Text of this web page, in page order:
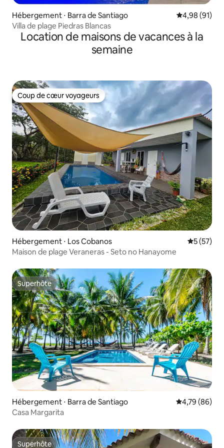
Hébergement ⋅ Barra de Santiago Évaluation
4,98 (91)
Villa de plage Piedras Blancas
Location de maisons de vacances à la
semaine
Coup de cœur voyageurs
Coup de cœur voyageurs
Hébergement ⋅ Los Cobanos
5 (57)
Maison de plage Veraneras - Seto no Hanayome
Superhôte
Superhôte
Hébergement ⋅ Barra de Santiago Évaluation
4,79 (86)
Casa Margarita
Superhôte